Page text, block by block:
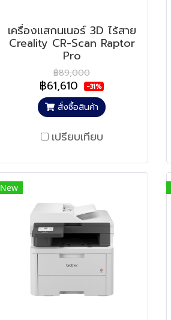
เครื่องแสกนเนอร์ 3D ไร้สาย
Creality CR-Scan Raptor
Pro
฿89,000
฿61,610 -31%
สั่งซื้อสินค้า
เปรียบเทียบ
New